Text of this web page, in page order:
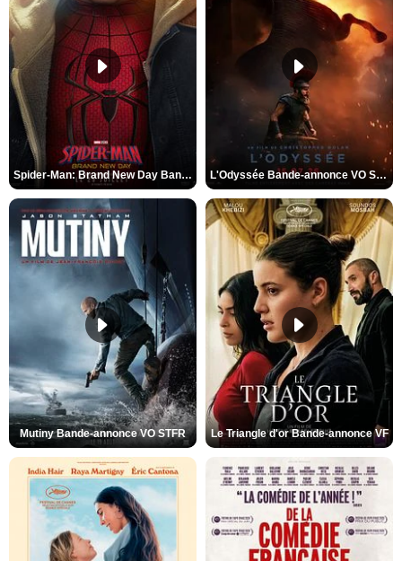
Spider-Man: Brand New Day Bande-annonce VO STFR L'Odyssée Bande-annonce VO STFR
Mutiny Bande-annonce VO STFR Le Triangle d'or Bande-annonce VF